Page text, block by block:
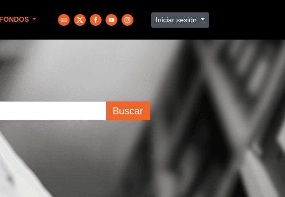
FONDOS Iniciar sesión
Buscar